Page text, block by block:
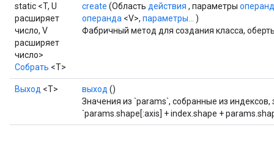
static <T, U
расширяет
число, V
расширяет
число>
Собрать <T>
create (Область действия , параметры
операнда <V>, параметры...
)
Фабричный метод для создания класса,
Выход <Т> выход ()
Значения из `params`, собранные из
`params.shape[:axis] + index.shape +